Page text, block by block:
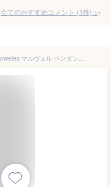
全てのおすすめコメント (1件) >
【インターフォルム公式】 【送料無料】 Marweles マルヴェル ペンダントライト | 照明 おしゃれ お洒落 かわいい インテリア ライト ペンダント LED ルームライト 天井 天井照明 北欧 ナチュラル エレガント シンプル リビング ダイニング 洗面所 キッチン ガラス